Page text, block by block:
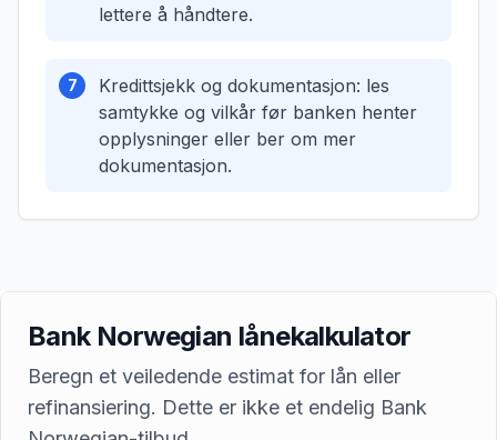
lettere å håndtere.
7
Kredittsjekk og dokumentasjon: les
samtykke og vilkår før banken henter
opplysninger eller ber om mer
dokumentasjon.
Bank Norwegian lånekalkulator
Beregn et veiledende estimat for lån eller
refinansiering. Dette er ikke et endelig Bank